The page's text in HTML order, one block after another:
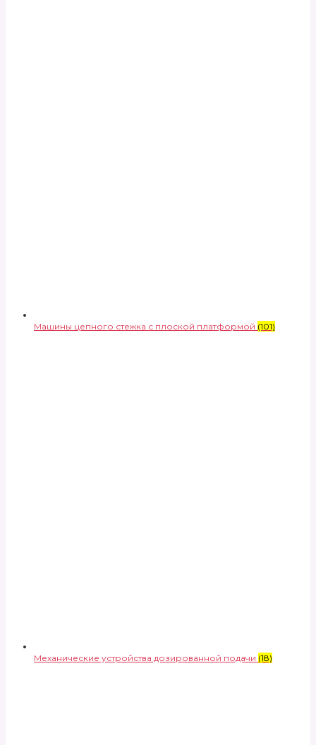
Машины цепного стежка с плоской платформой (101)
Механические устройства дозированной подачи (18)